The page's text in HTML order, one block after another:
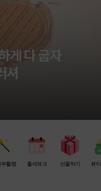
부활템 출석체크 선물하기 뷰